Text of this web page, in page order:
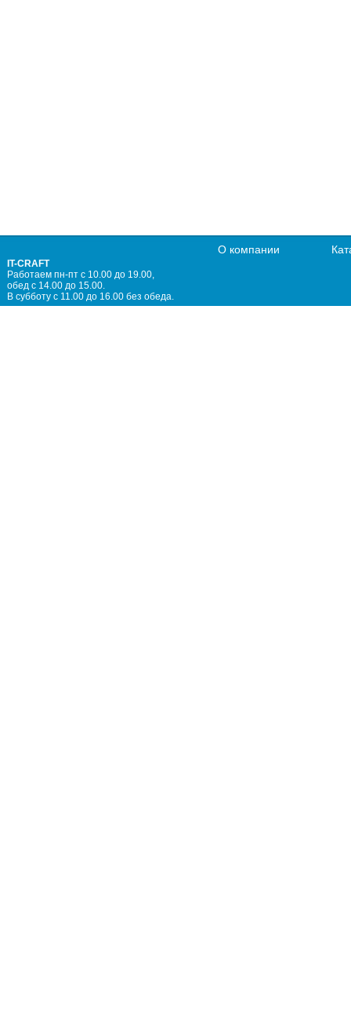
IT-CRAFT
Работаем пн-пт с 10.00 до 19.00,
обед с 14.00 до 15.00.
В субботу с 11.00 до 16.00 без обеда.
О компании